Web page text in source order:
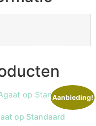
Aanbieding!
op Standaard